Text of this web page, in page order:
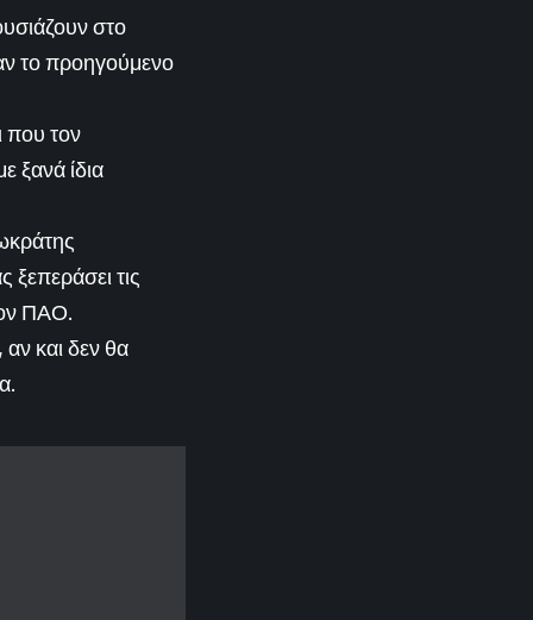
στο
το προηγούμενο
που τον
ξανά ίδια
τις
ΠΑΟ.
και δεν θα